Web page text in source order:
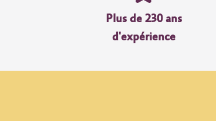
Plus de 230 ans
d'expérience